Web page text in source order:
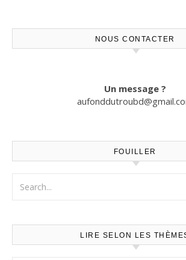
NOUS CONTACTER
Un message ?
FOUILLER
LIRE SELON LES